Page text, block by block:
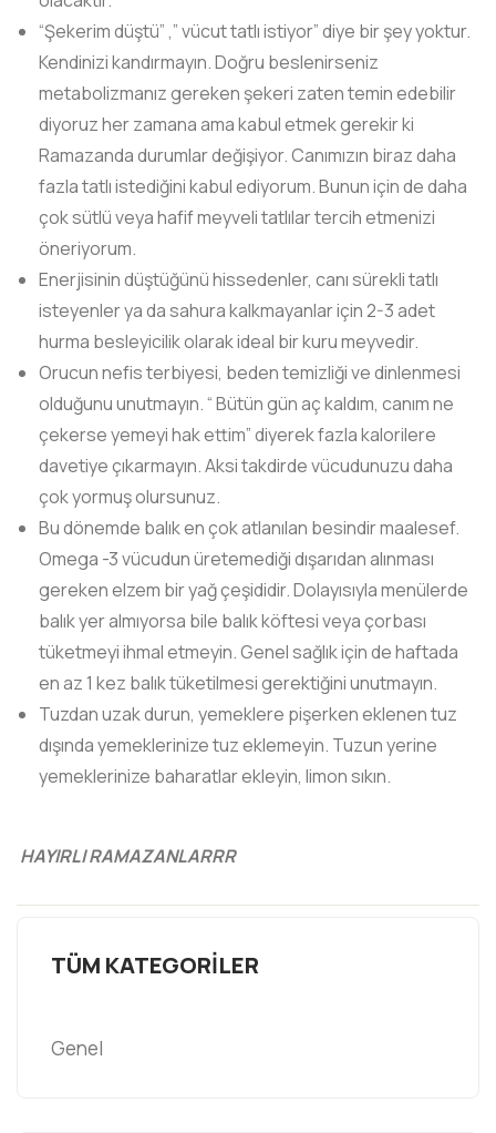
“Şekerim düştü” ,” vücut tatlı istiyor” diye bir şey yoktur.
Kendinizi kandırmayın. Doğru beslenirseniz
metabolizmanız gereken şekeri zaten temin edebilir
diyoruz her zamana ama kabul etmek gerekir ki
Ramazanda durumlar değişiyor. Canımızın biraz daha
fazla tatlı istediğini kabul ediyorum. Bunun için de daha
çok sütlü veya hafif meyveli tatlılar tercih etmenizi
öneriyorum.
Enerjisinin düştüğünü hissedenler, canı sürekli tatlı
isteyenler ya da sahura kalkmayanlar için 2-3 adet
hurma besleyicilik olarak ideal bir kuru meyvedir.
Orucun nefis terbiyesi, beden temizliği ve dinlenmesi
olduğunu unutmayın. “ Bütün gün aç kaldım, canım ne
çekerse yemeyi hak ettim” diyerek fazla kalorilere
davetiye çıkarmayın. Aksi takdirde vücudunuzu daha
çok yormuş olursunuz.
Bu dönemde balık en çok atlanılan besindir maalesef.
Omega -3 vücudun üretemediği dışarıdan alınması
gereken elzem bir yağ çeşididir. Dolayısıyla menülerde
balık yer almıyorsa bile balık köftesi veya çorbası
tüketmeyi ihmal etmeyin. Genel sağlık için de haftada
en az 1 kez balık tüketilmesi gerektiğini unutmayın.
Tuzdan uzak durun, yemeklere pişerken eklenen tuz
dışında yemeklerinize tuz eklemeyin. Tuzun yerine
yemeklerinize baharatlar ekleyin, limon sıkın.
HAYIRLI RAMAZANLARRR
TÜM KATEGORILER
Genel